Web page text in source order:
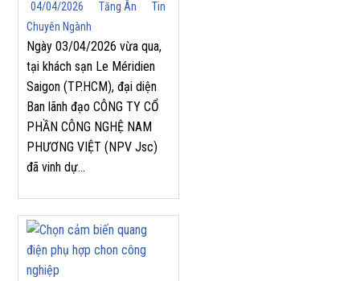
JSC) TỰ HÀO ĐÓN
NHẬN GIẢI THƯỞNG
“TOP SALES
PERFORMANCE 2025”
TẠI HỘI NGHỊ NHÀ
PHÂN PHỐI YASKAWA
2026
04/04/2026 Tăng Ân
Tin
Chuyên Ngành
Ngày 03/04/2026 vừa qua,
tại khách sạn Le Méridien
Saigon (TP.HCM), đại diện
Ban lãnh đạo CÔNG TY CỔ
PHẦN CÔNG NGHỆ NAM
PHƯƠNG VIỆT (NPV Jsc)
đã vinh dự...